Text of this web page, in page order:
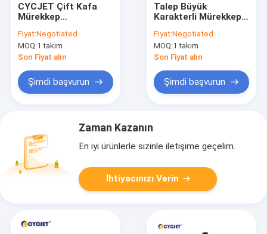
CYCJET Çift Kafa
Mürekkep
Kod Yazıcı D16L-2
Mürekkep
Püskürtmeli Tarih
Fiyat:Negotiated
MOQ:1 takım
Son Fiyat alın
Şimdi başvurun
Talep Büyük
Karakterli Mürekkep
D16L-3 Çift Kafalı
Mürekkep
Püskürtmeli Kodlama
Fiyat:Negotiated
MOQ:1 takım
Son Fiyat alın
Şimdi başvurun
Zaman Kazanın
En iyi ürünlerle sizinle iletişime geçelim.
İhtiyacınızı Verin